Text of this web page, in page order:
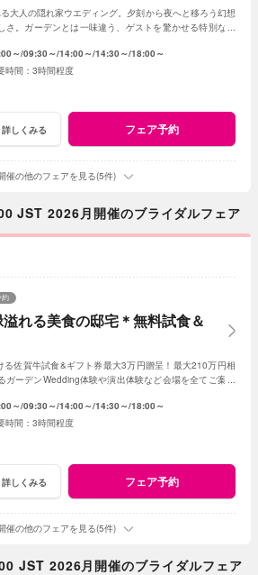
大人の隠れ家ウエディング。夕刻から夜へと移ろう幻想
さ。ガーデンとは一味違う、ゲストを驚かせる特別な光
～ 09:30～ 14:00～ 14:30～ 18:00～
3時間程度
詳しくみる フェア予約
催の他のフェアを見る(5件)
JST 2026月開催のブライダルフェア
れる美食の邸宅＊無料試食＆
約
る佐賀牛試食&ギフト券最大3万円贈呈！最大210万円相
ーデンWedding体験や演出体験など会場を全てご案内
～ 09:30～ 14:00～ 14:30～ 18:00～
3時間程度
詳しくみる フェア予約
催の他のフェアを見る(5件)
JST 2026月開催のブライダルフェア